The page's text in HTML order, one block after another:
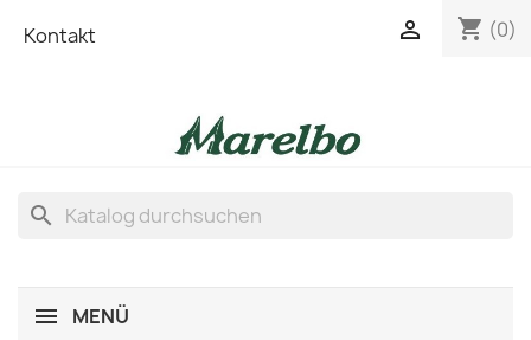
Kontakt shopping_cart (0)

search
MENÜ